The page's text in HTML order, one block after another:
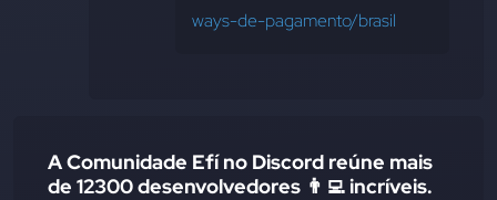
ways-de-pagamento/brasil
A Comunidade Efí no Discord reúne mais
de 12300 desenvolvedores 👨‍💻 incríveis.